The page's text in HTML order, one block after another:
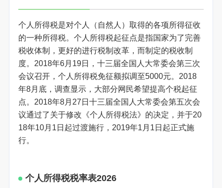
个人所得税是对个人（自然人）取得的各项所得征收
的一种所得税。个人所得税起征点是指国家为了完善
税收体制，更好的进行税制改革，而制定的税收制
度。2018年6月19日，十三届全国人大常委会第三次
会议召开，个人所得税免征额拟调至5000元。2018
年8月底，调查显示，大部分网民希望提高个税起征
点。2018年8月27日十三届全国人大常委会第五次会
议通过了关于修改《个人所得税法》的决定，并于20
18年10月1日起过渡施行，2019年1月1日起正式施
行。
个人所得税税率表2026